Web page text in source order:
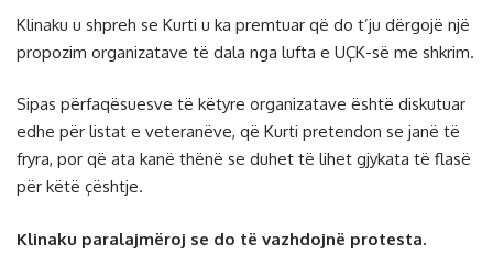
Klinaku u shpreh se Kurti u ka premtuar që do t’ju dërgojë një
propozim organizatave të dala nga lufta e UÇK-së me shkrim.
Sipas përfaqësuesve të këtyre organizatave është diskutuar
edhe për listat e veteranëve, që Kurti pretendon se janë të
fryra, por që ata kanë thënë se duhet të lihet gjykata të flasë
për këtë çështje.
Klinaku paralajmëroj se do të vazhdojnë protesta.